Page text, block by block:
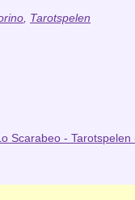
Tarotspelen
Scarabeo -